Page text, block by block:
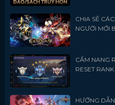
CHIA SẺ
NGƯỜI MỚI
CẨM NANG
RESET
HƯỚNG